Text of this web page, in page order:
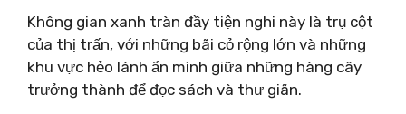
Không gian xanh tràn đầy tiện nghi này là trụ cột
của thị trấn, với những bãi cỏ rộng lớn và những
khu vực hẻo lánh ẩn mình giữa những hàng cây
trưởng thành để đọc sách và thư giãn.